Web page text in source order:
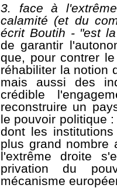
3.
face à
calamité (et du
écrit Boutih - "est
de garantir
que, pour contrer
réhabiliter la notion
mais aussi des
crédible
reconstruire un
le pouvoir politique
dont les
plus grand nombre
l'extrême droite
privation du
mécanisme